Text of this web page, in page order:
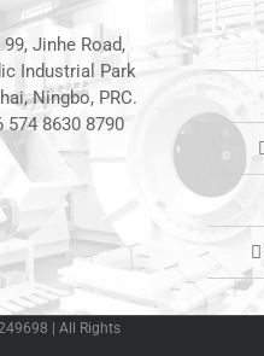
Jinhe Road,
Industrial Park
Ningbo, PRC.
574 8630 8790
| All Rights